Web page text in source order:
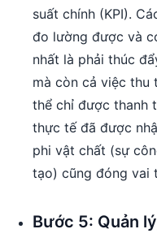
suất chính (KPI).
đo lường được và
nhất là phải thúc
mà còn cả việc thu
thể chỉ được thanh
thực tế đã được
phi vật chất (sự
tạo) cũng đóng vai
Bước 5: Quản